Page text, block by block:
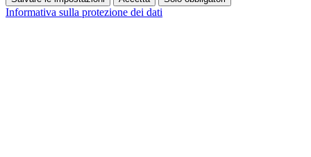
Informativa sulla protezione dei dati